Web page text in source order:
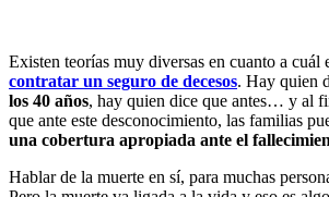
Existen teorías muy diversas en cuanto a cuál
contratar un seguro de decesos. Hay quien
los 40 años, hay quien dice que antes… y al
que ante este desconocimiento, las familias
una cobertura apropiada ante el
Hablar de la muerte en sí, para muchas